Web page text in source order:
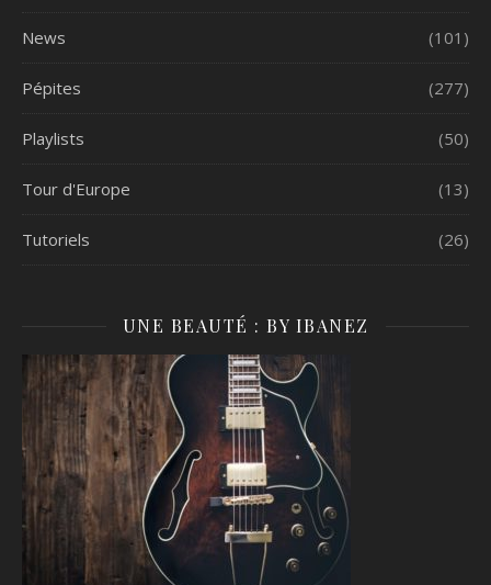
News (101)
Pépites (277)
Playlists (50)
Tour d'Europe (13)
Tutoriels (26)
UNE BEAUTÉ : BY IBANEZ